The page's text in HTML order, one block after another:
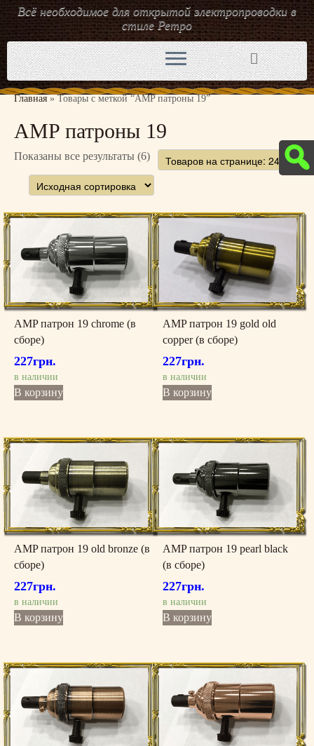
Перейти
к
содержимому
Всё необходимое для открытой электропроводки в
стиле Ретро
Главная » Товары с меткой “AMP патроны 19”
AMP патроны 19
Показаны все результаты (6)
AMP патрон 19 chrome (в
сборе)
227грн.
в наличии
В корзину
AMP патрон 19 gold old
copper (в сборе)
227грн.
в наличии
В корзину
AMP патрон 19 old bronze (в
сборе)
227грн.
в наличии
В корзину
AMP патрон 19 pearl black
(в сборе)
227грн.
в наличии
В корзину